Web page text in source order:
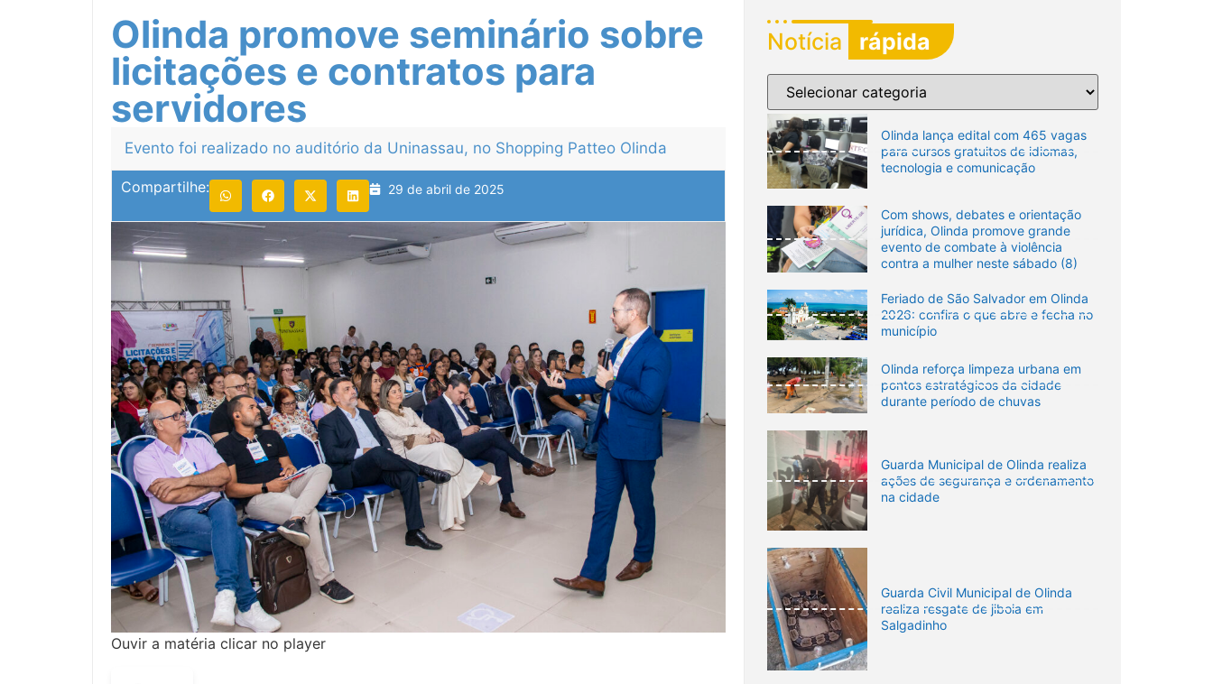
Olinda promove seminário sobre
licitações e contratos para
servidores
Evento foi realizado no auditório da Uninassau, no Shopping Patteo Olinda
Compartilhe: 29 de abril de 2025
Ouvir a matéria clicar no player
Notícia rápida
Olinda lança edital com 465 vagas
para cursos gratuitos de idiomas,
tecnologia e comunicação
Com shows, debates e orientação
jurídica, Olinda promove grande
evento de combate à violência
contra a mulher neste sábado (8)
Feriado de São Salvador em Olinda
2026: confira o que abre e fecha no
município
Olinda reforça limpeza urbana em
pontos estratégicos da cidade
durante período de chuvas
Guarda Municipal de Olinda realiza
ações de segurança e ordenamento
na cidade
Guarda Civil Municipal de Olinda
realiza resgate de jiboia em
Salgadinho